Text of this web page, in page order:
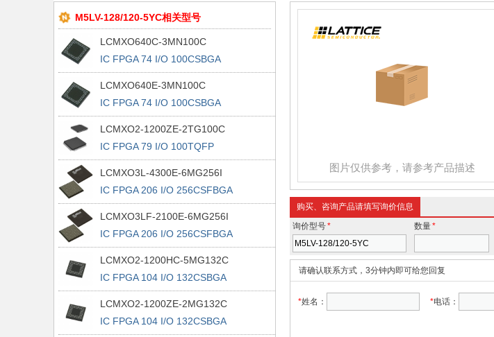
M5LV-128/120-5YC相关型号
LCMXO640C-3MN100C
IC FPGA 74 I/O 100CSBGA
LCMXO640E-3MN100C
IC FPGA 74 I/O 100CSBGA
LCMXO2-1200ZE-2TG100C
IC FPGA 79 I/O 100TQFP
LCMXO3L-4300E-6MG256I
IC FPGA 206 I/O 256CSFBGA
LCMXO3LF-2100E-6MG256I
IC FPGA 206 I/O 256CSFBGA
LCMXO2-1200HC-5MG132C
IC FPGA 104 I/O 132CSBGA
LCMXO2-1200ZE-2MG132C
IC FPGA 104 I/O 132CSBGA
图片仅供参考，请参考产品描述
购买、咨询产品请填写询价信息
询价型号* 数量*
请确认联系方式，3分钟内即可给您回复
*姓名： *电话：